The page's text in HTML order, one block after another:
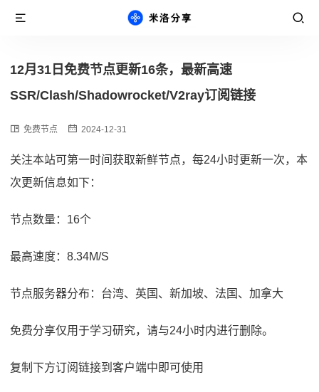
12月31日免费节点更新16条，最新高速
SSR/Clash/Shadowrocket/V2ray订阅链接
免费节点 2024-12-31
关注本站可第一时间获取新鲜节点，每24小时更新一次，本
次更新信息如下：
节点数量：16个
最高速度：8.34M/S
节点服务器分布：台湾、英国、新加坡、法国、加拿大
免费分享仅用于学习研究，请与24小时内进行删除。
复制下方订阅链接到客户端中即可使用